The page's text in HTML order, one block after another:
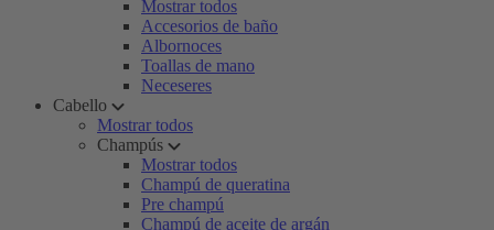
Mostrar todos
Accesorios de baño
Albornoces
Toallas de mano
Neceseres
Cabello
Mostrar todos
Champús
Mostrar todos
Champú de queratina
Pre champú
Champú de aceite de argán